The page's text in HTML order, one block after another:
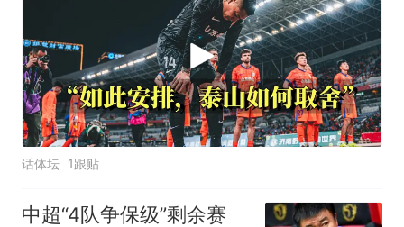
话体坛 1跟贴
中超“4队争保级”剩余赛